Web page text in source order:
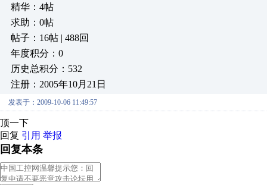
精华：4帖
求助：0帖
帖子：16帖 | 488回
年度积分：0
历史总积分：532
注册：2005年10月21日
发表于：2009-10-06 11:49:57
顶一下
回复 引用 举报
回复本条